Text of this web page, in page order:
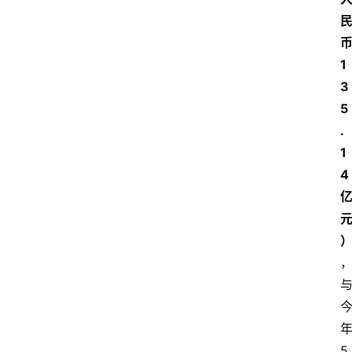
民
币
1
3
5
.
1
4
亿
元
）
，
与
今
年